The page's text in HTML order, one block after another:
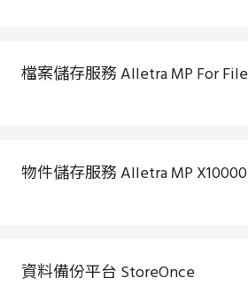
檔案儲存服務 Alletra MP For File
物件儲存服務 Alletra MP X10000
資料備份平台 StoreOnce